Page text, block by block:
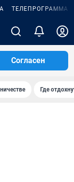
ТЕЛЕПРОГРАММА
Согласен
Где